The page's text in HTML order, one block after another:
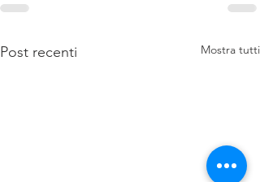
Post recenti Mostra tutti